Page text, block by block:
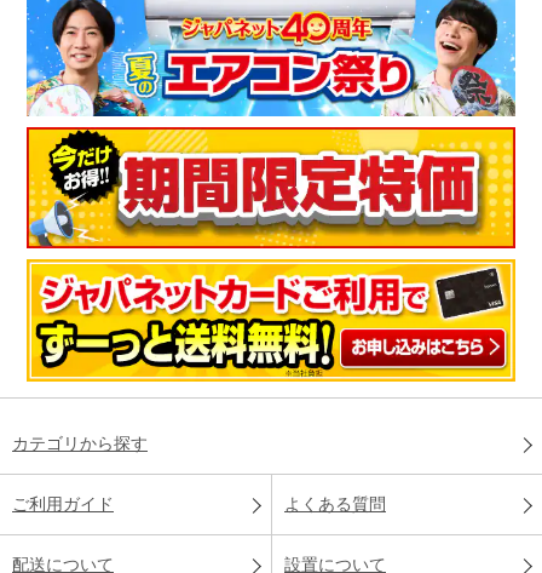
カテゴリから探す
ご利用ガイド よくある質問
配送について 設置について